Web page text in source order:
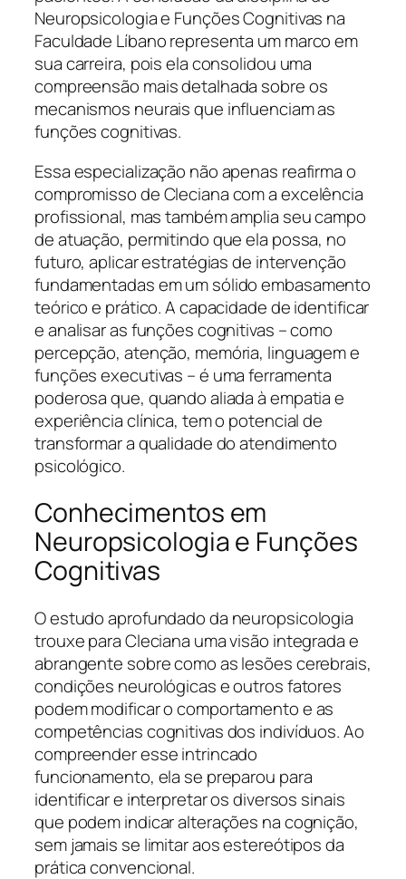
Neuropsicologia e Funções Cognitivas na
Faculdade Líbano representa um marco em
sua carreira, pois ela consolidou uma
compreensão mais detalhada sobre os
mecanismos neurais que influenciam as
funções cognitivas.
Essa especialização não apenas reafirma o
compromisso de Cleciana com a excelência
profissional, mas também amplia seu campo
de atuação, permitindo que ela possa, no
futuro, aplicar estratégias de intervenção
fundamentadas em um sólido embasamento
teórico e prático. A capacidade de identificar
e analisar as funções cognitivas – como
percepção, atenção, memória, linguagem e
funções executivas – é uma ferramenta
poderosa que, quando aliada à empatia e
experiência clínica, tem o potencial de
transformar a qualidade do atendimento
psicológico.
Conhecimentos em
Neuropsicologia e Funções
Cognitivas
O estudo aprofundado da neuropsicologia
trouxe para Cleciana uma visão integrada e
abrangente sobre como as lesões cerebrais,
condições neurológicas e outros fatores
podem modificar o comportamento e as
competências cognitivas dos indivíduos. Ao
compreender esse intrincado
funcionamento, ela se preparou para
identificar e interpretar os diversos sinais
que podem indicar alterações na cognição,
sem jamais se limitar aos estereótipos da
prática convencional.